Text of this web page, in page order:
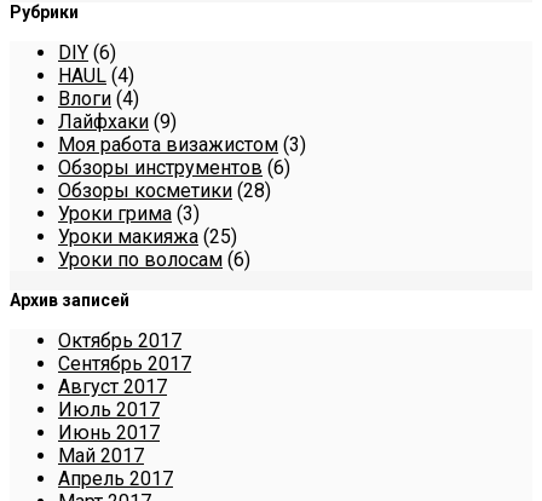
Рубрики
DIY (6)
HAUL (4)
Влоги (4)
Лайфхаки (9)
Моя работа визажистом (3)
Обзоры инструментов (6)
Обзоры косметики (28)
Уроки грима (3)
Уроки макияжа (25)
Уроки по волосам (6)
Архив записей
Октябрь 2017
Сентябрь 2017
Август 2017
Июль 2017
Июнь 2017
Май 2017
Апрель 2017